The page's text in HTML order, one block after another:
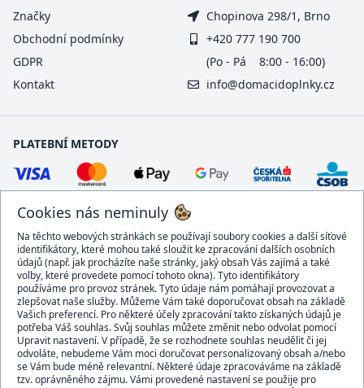
Cookies nás neminuly
Na těchto webových stránkách se používají soubory cookies a další síťové
identifikátory, které mohou také sloužit ke zpracování dalších osobních
údajů (např. jak procházíte naše stránky, jaký obsah Vás zajímá a také
volby, které provedete pomocí tohoto okna). Tyto identifikátory
používáme pro provoz stránek. Tyto údaje nám pomáhají provozovat a
zlepšovat naše služby. Můžeme Vám také doporučovat obsah na základě
Vašich preferencí. Pro některé účely zpracování takto získaných údajů je
potřeba Váš souhlas. Svůj souhlas můžete změnit nebo odvolat pomocí
Upravit nastavení. V případě, že se rozhodnete souhlas neudělit či jej
odvoláte, nebudeme Vám moci doručovat personalizovaný obsah a/nebo
se Vám bude méně relevantní. Některé údaje zpracováváme na základě
tzv. oprávněného zájmu. Vámi provedené nastavení se použije pro
Značky
Obchodní podmínky
GDPR
Kontakt
Chopinova 298/1, Brno
+420 777 190 700
(Po - Pá 8:00 - 16:00)
info@domacidoplnky.cz
PLATEBNÍ METODY
DOPRAVCI
BEZPEČNÝ OBCHOD